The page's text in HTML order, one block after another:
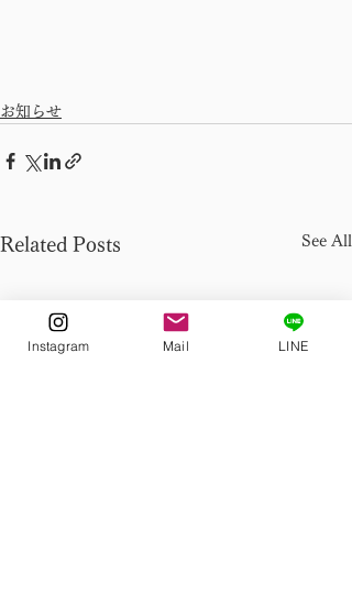
お知らせ
Related Posts See All
Instagram Mail LINE